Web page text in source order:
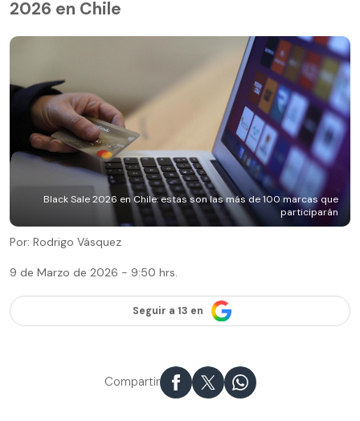
2026 en Chile
Black Sale 2026 en Chile: estas son las más de 100 marcas que
participarán
Por: Rodrigo Vásquez
9 de Marzo de 2026 - 9:50 hrs.
Seguir a 13 en
Compartir